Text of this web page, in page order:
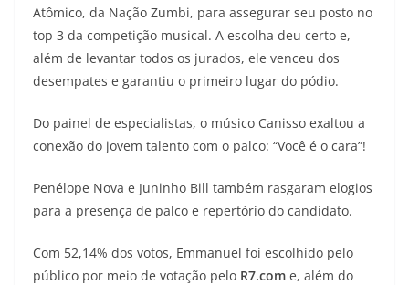
Atômico, da Nação Zumbi, para assegurar seu posto no
top 3 da competição musical. A escolha deu certo e,
além de levantar todos os jurados, ele venceu dos
desempates e garantiu o primeiro lugar do pódio.
Do painel de especialistas, o músico Canisso exaltou a
conexão do jovem talento com o palco: “Você é o cara”!
Penélope Nova e Juninho Bill também rasgaram elogios
para a presença de palco e repertório do candidato.
Com 52,14% dos votos, Emmanuel foi escolhido pelo
público por meio de votação pelo R7.com e, além do